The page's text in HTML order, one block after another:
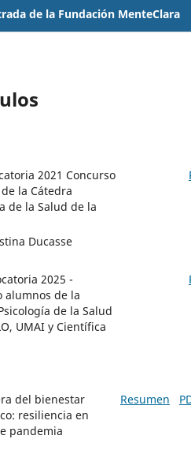
de la Fundación MenteClara
2021 Concurso
la Cátedra
de la Salud de la
Ducasse
2025 -
alumnos de la
de la Salud
UMAI y Científica
del bienestar
resiliencia en
pandemia
Resumen